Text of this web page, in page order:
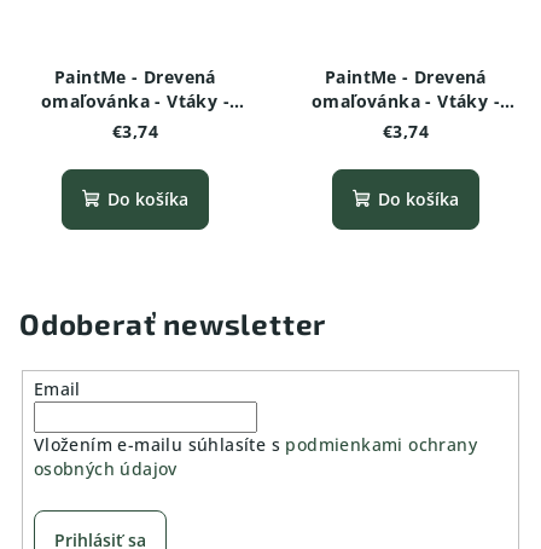
PaintMe - Drevená
omaľovánka - Vtáky -
Vrana
€3,74
Do košíka
PaintMe - Drevená
omaľovánka - Vtáky -
Holub
€3,74
Do košíka
Odoberať newsletter
Email
Vložením e-mailu súhlasíte s podmienkami ochrany
osobných údajov
Prihlásiť sa